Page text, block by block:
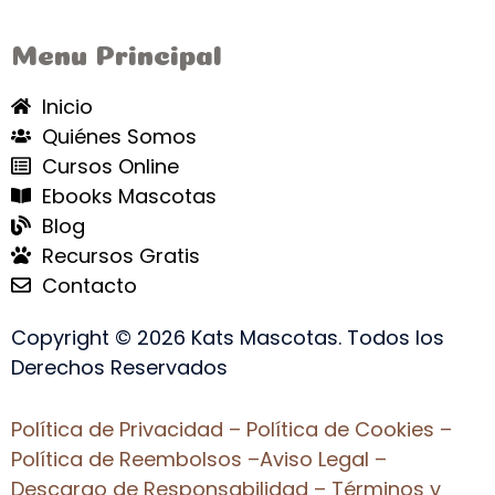
Menu Principal
Inicio
Quiénes Somos
Cursos Online
Ebooks Mascotas
Blog
Recursos Gratis
Contacto
Copyright © 2026 Kats Mascotas. Todos los
Derechos Reservados
Política de Privacidad – Política de Cookies –
Política de Reembolsos –Aviso Legal –
Descargo de Responsabilidad – Términos y